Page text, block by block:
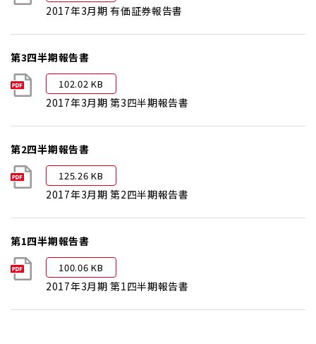
2017年3月期 有価証券報告書
第3四半期報告書
102.02 KB
2017年3月期 第3四半期報告書
第2四半期報告書
125.26 KB
2017年3月期 第2四半期報告書
第1四半期報告書
100.06 KB
2017年3月期 第1四半期報告書